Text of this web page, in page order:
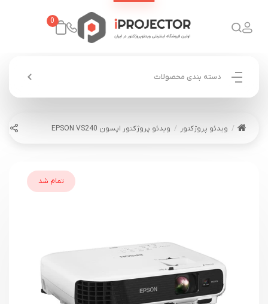
0
دسته بندی محصولات
ویدئو پروژکتور ویدئو پروژکتور اپسون EPSON VS240
تمام شد